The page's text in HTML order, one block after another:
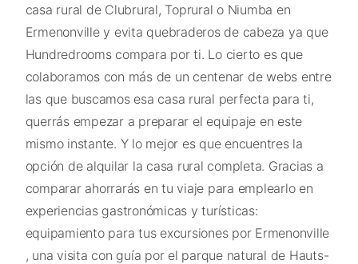
casa rural de Clubrural, Toprural o Niumba en
Ermenonville y evita quebraderos de cabeza ya que
Hundredrooms compara por ti. Lo cierto es que
colaboramos con más de un centenar de webs entre
las que buscamos esa casa rural perfecta para ti,
querrás empezar a preparar el equipaje en este
mismo instante. Y lo mejor es que encuentres la
opción de alquilar la casa rural completa. Gracias a
comparar ahorrarás en tu viaje para emplearlo en
experiencias gastronómicas y turísticas:
equipamiento para tus excursiones por Ermenonville
, una visita con guía por el parque natural de Hauts-